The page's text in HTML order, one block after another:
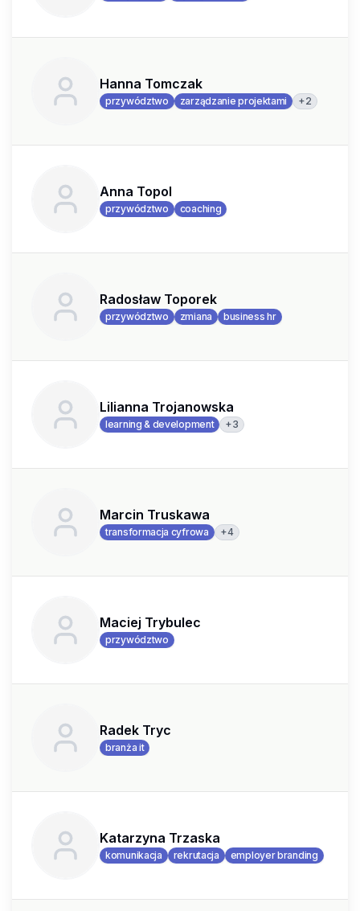
Hanna Tomczak
przywództwo zarządzanie projektami +2
Anna Topol
przywództwo coaching
Radosław Toporek
przywództwo zmiana business hr
Lilianna Trojanowska
learning & development +3
Marcin Truskawa
transformacja cyfrowa +4
Maciej Trybulec
przywództwo
Radek Tryc
branża it
Katarzyna Trzaska
komunikacja rekrutacja employer branding